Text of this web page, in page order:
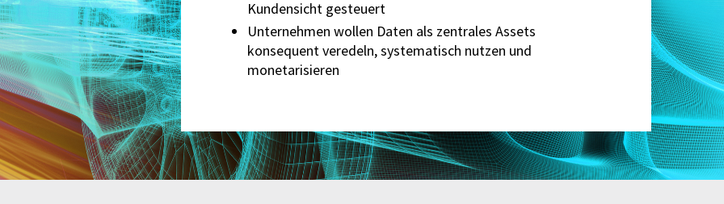
Kundensicht gesteuert
Unternehmen wollen Daten als zentrales Assets
konsequent veredeln, systematisch nutzen und
monetarisieren